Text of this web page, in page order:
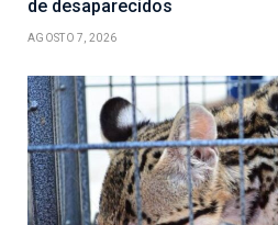
de desaparecidos
AGOSTO 7, 2026